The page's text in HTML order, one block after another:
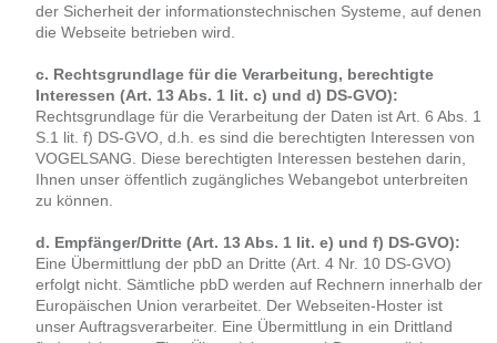
der Sicherheit der informationstechnischen Systeme, auf denen
die Webseite betrieben wird.
c. Rechtsgrundlage für die Verarbeitung, berechtigte
Interessen (Art. 13 Abs. 1 lit. c) und d) DS-GVO):
Rechtsgrundlage für die Verarbeitung der Daten ist Art. 6 Abs. 1
S.1 lit. f) DS-GVO, d.h. es sind die berechtigten Interessen von
VOGELSANG. Diese berechtigten Interessen bestehen darin,
Ihnen unser öffentlich zugängliches Webangebot unterbreiten
zu können.
d. Empfänger/Dritte (Art. 13 Abs. 1 lit. e) und f) DS-GVO):
Eine Übermittlung der pbD an Dritte (Art. 4 Nr. 10 DS-GVO)
erfolgt nicht. Sämtliche pbD werden auf Rechnern innerhalb der
Europäischen Union verarbeitet. Der Webseiten-Hoster ist
unser Auftragsverarbeiter. Eine Übermittlung in ein Drittland